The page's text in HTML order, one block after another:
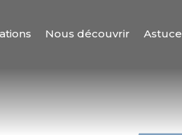
Nous découvrir